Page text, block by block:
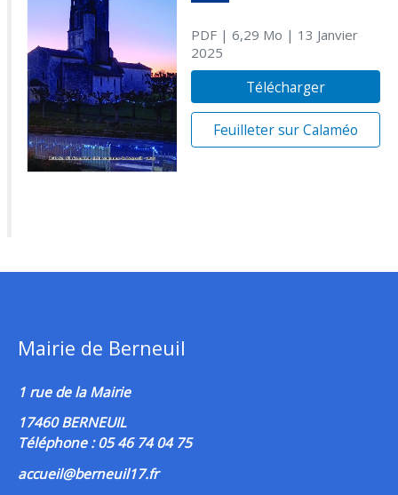
PDF| 6,29 Mo | 13 Janvier
2025
Télécharger
Feuilleter sur Calaméo
Mairie de Berneuil
1 rue de la Mairie
17460 BERNEUIL
Téléphone : 05 46 74 04 75
accueil@berneuil17.fr